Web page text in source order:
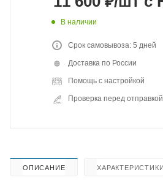
В наличии
Срок самовывоза: 5 дней
Доставка по России
Помощь с настройкой
Проверка перед отправкой
ОПИСАНИЕ ХАРАКТЕРИСТИКИ